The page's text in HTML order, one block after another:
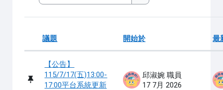
搜尋討論區
List of discussions. Showing 15 of
狀態
議題 開始於 最
【公告】
115/7/17(五)13:00-
17:00平台系統更新
邱淑婉 職員
17 7月 2026